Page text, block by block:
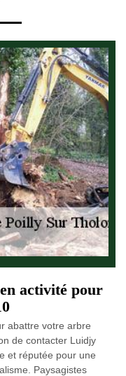
activité pour
abattre votre arbre
de contacter Luidjy
et réputée pour une
Paysagistes